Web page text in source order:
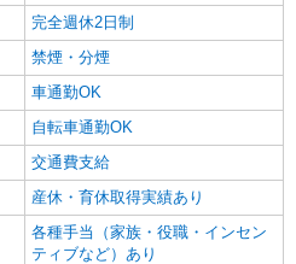
市
詳細を見る
助手＊日払いOK！推し活の軍資
ト◎
円〜2250円 ＜日払い有/週払い有/交
ソリン代含む)＞
完全週休2日制
禁煙・分煙
車通勤OK
自転車通勤OK
交通費支給
産休・育休取得実績あり
各種手当（家族・役職・インセン
ティブなど）あり